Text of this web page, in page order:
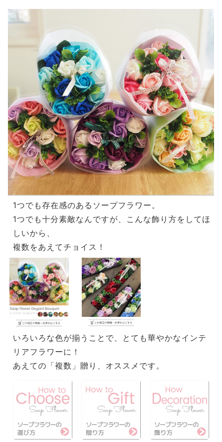
1つでも存在感のあるソープフラワー。
1つでも十分素敵なんですが、こんな飾り方をしてほ
しいから、
複数をあえてチョイス！
いろいろな色が揃うことで、とても華やかなインテ
リアフラワーに！
あえての「複数」贈り、オススメです。